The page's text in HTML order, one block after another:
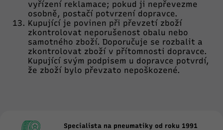
vyřízení reklamace; pokud ji nepřevezme
osobně, postačí potvrzení dopravce.
Kupující je povinen při převzetí zboží
zkontrolovat neporušenost obalu nebo
samotného zboží. Doporučuje se rozbalit a
zkontrolovat zboží v přítomnosti dopravce.
Kupující svým podpisem u dopravce potvrdí,
že zboží bylo převzato nepoškozené.
Specialista na pneumatiky od roku 1991